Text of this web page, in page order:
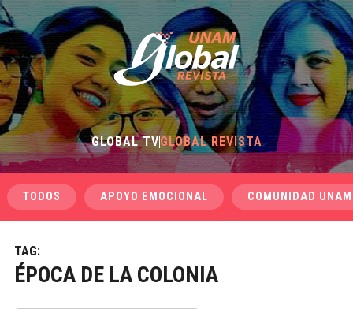
GLOBAL TVGLOBAL REVISTA
TODOS APOYO EMOCIONAL COMUNIDAD UNAM
TAG:
ÉPOCA DE LA COLONIA